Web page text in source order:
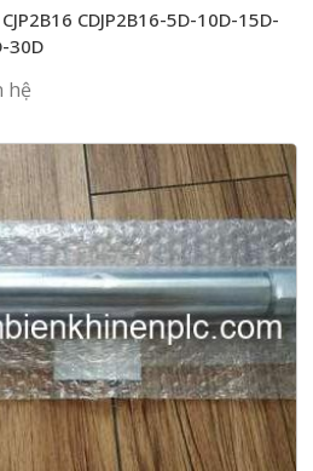
CDJP2B16-5D-10D-15D-
30D
hệ